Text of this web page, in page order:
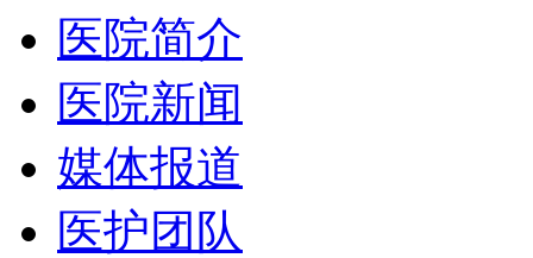
医院简介
医院新闻
媒体报道
医护团队